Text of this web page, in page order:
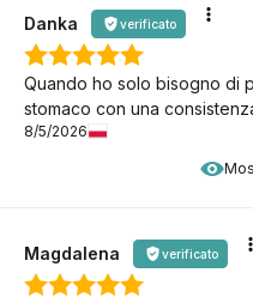
Danka verificato
Quando ho solo bisogno di
stomaco con una
8/5/2026
Magdalena verificato